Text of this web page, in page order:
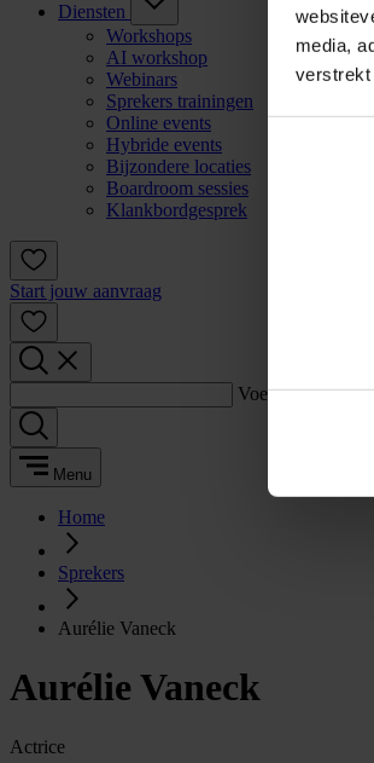
media,
verstrekt
Diensten
Workshops
AI workshop
Webinars
Sprekers trainingen
Online events
Hybride events
Bijzondere locaties
Boardroom sessies
Klankbordgesprek
Start jouw aanvraag
Voer een
Menu
Home
Sprekers
Aurélie Vaneck
Aurélie Vaneck
Actrice